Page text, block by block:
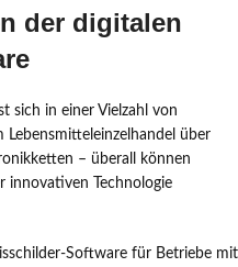
der digitalen
sich in einer Vielzahl von
Lebensmitteleinzelhandel über
– überall können
innovativen Technologie
Software für Betriebe mit